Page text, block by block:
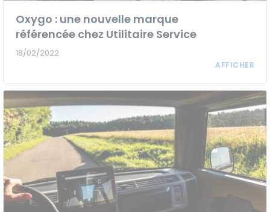
Oxygo : une nouvelle marque
référencée chez Utilitaire Service
18/02/2022